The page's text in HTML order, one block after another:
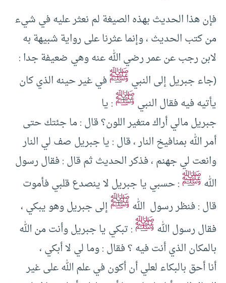
فإن هذا الحديث بهذه الصيغة لم نعثر عليه في شيء
من كتب الحديث ، وإنما عثرنا على رواية شبيهة به
لابن رجب عن عمر رضي الله عنه وهي ضعيفة جدا :
(جاء جبريل إلى النبيﷺفي غير حينه الذي كان
يأتيه فيه فقال النبيﷺ: يا
جبريل مالي أراك متغير اللون؟ قال : ما جئتك حتى
أمر الله بمنافيخ النار ، قال : يا جبريل صف لي النار
وانعت لي جهنم ، فذكر الحديث ثم قال : فقال رسول
اللهﷺ: حسبي يا جبريل لا ينصدع قلبي فأموت
قال : فنظر رسول اللهﷺإلى جبريل وهو يبكي ،
فقال رسول اللهﷺ: تبكي يا جبريل وأنت من الله
بالمكان الذي أنت فيه ؟ فقال : وما لي لا أبكي ،
أنا أحق بالبكاء لعلي أن أكون في علم الله على غير